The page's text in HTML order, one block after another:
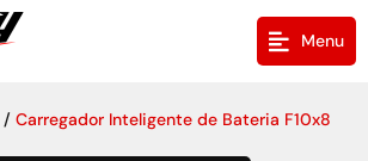
Menu
/ Carregador Inteligente de Bateria F10x8